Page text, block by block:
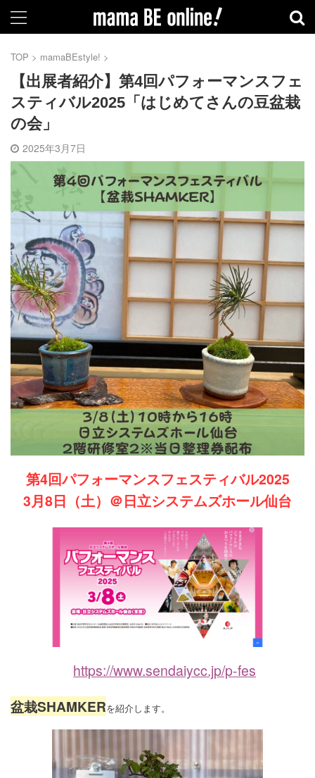
TOP > mamaBEstyle! >
【出展者紹介】第4回パフォーマンスフェ
スティバル2025「はじめてさんの豆盆栽
の会」
2025年3月7日
第4回パフォーマンスフェスティバル2025
3月8日（土）＠日立システムズホール仙台
https://www.sendaiycc.jp/p-fes
盆栽SHAMKERを紹介します。